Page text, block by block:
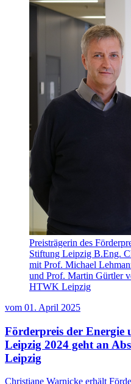
Preisträgerin des
Stiftung Leipzig B.Eng.
mit Prof. Michael
und Prof. Martin Gürtler
HTWK Leipzig
vom 01. April 2025
Förderpreis der Energie
Leipzig 2024 geht an
Leipzig
Christiane Warnicke erhält